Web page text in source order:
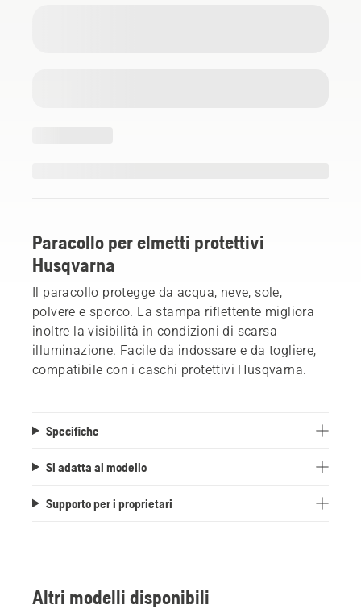
Paracollo per elmetti protettivi
Husqvarna
Il paracollo protegge da acqua, neve, sole,
polvere e sporco. La stampa riflettente migliora
inoltre la visibilità in condizioni di scarsa
illuminazione. Facile da indossare e da togliere,
compatibile con i caschi protettivi Husqvarna.
Specifiche
Si adatta al modello
Supporto per i proprietari
Altri modelli disponibili